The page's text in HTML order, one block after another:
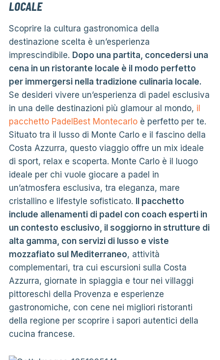
LOCALE
Scoprire la cultura gastronomica della
destinazione scelta è un’esperienza
imprescindibile. Dopo una partita, concedersi una
cena in un ristorante locale è il modo perfetto
per immergersi nella tradizione culinaria locale.
Se desideri vivere un’esperienza di padel esclusiva
in una delle destinazioni più glamour al mondo, il
pacchetto PadelBest Montecarloè perfetto per te.
Situato tra il lusso di Monte Carlo e il fascino della
Costa Azzurra, questo viaggio offre un mix ideale
di sport, relax e scoperta. Monte Carlo è il luogo
ideale per chi vuole giocare a padel in
un’atmosfera esclusiva, tra eleganza, mare
cristallino e lifestyle sofisticato.
Il pacchetto
include allenamenti di padel con coach esperti in
un contesto esclusivo, il soggiorno in strutture di
alta gamma, con servizi di lusso e viste
mozzafiato sul Mediterraneo, attività
complementari, tra cui escursioni sulla Costa
Azzurra, giornate in spiaggia e tour nei villaggi
pittoreschi della Provenza e esperienze
gastronomiche, con cene nei migliori ristoranti
della regione per scoprire i sapori autentici della
cucina francese.